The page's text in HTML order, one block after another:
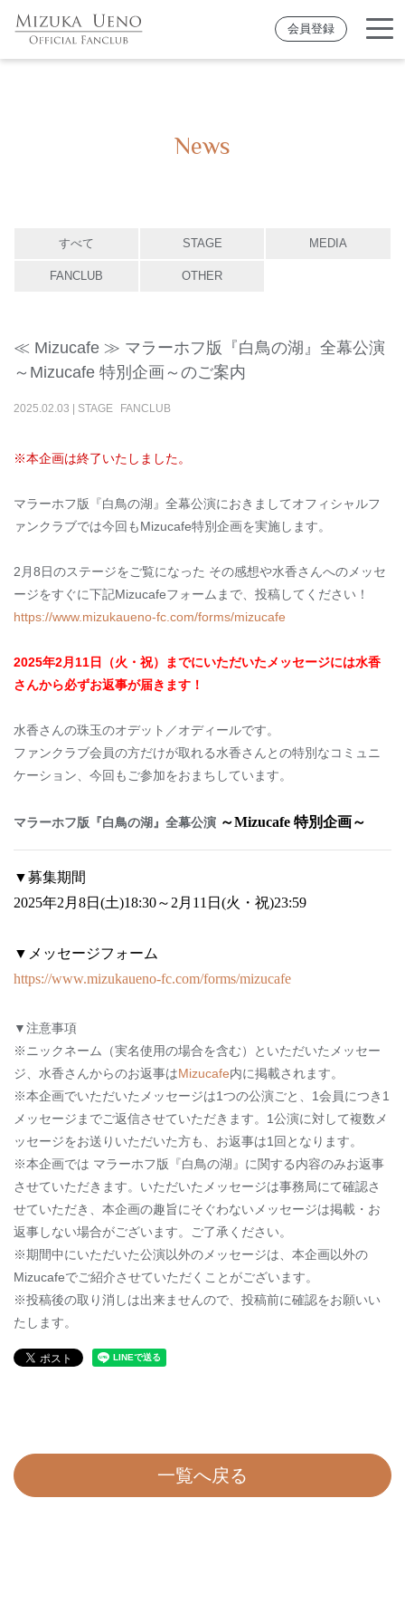
会員登録
News
すべて STAGE MEDIA
FANCLUB OTHER
≪ Mizucafe ≫ マラーホフ版『白鳥の湖』全幕公演
～Mizucafe 特別企画～のご案内
2025.02.03 STAGE FANCLUB
※本企画は終了いたしました。
マラーホフ版『白鳥の湖』全幕公演におきましてオフィシャルフ
ァンクラブでは今回もMizucafe特別企画を実施します。
2月8日のステージをご覧になった その感想や水香さんへのメッセ
ージをすぐに下記Mizucafeフォームまで、投稿してください！
https://www.mizukaueno-fc.com/forms/mizucafe
2025年2月11日（火・祝）
までにいただいたメッセージには水香
さんから必ずお返事が届きます！
水香さんの珠玉のオデット／オディールです。
ファンクラブ会員の方だけが取れる水香さんとの特別なコミュニ
ケーション、今回もご参加をおまちしています。
マラーホフ版『白鳥の湖』全幕公演 ～Mizucafe 特別企画～
▼募集期間
2025年2月8日(土)18:30～2月11日(火・祝)23:59
▼メッセージフォーム
https://www.mizukaueno-fc.com/forms/mizucafe
▼注意事項
※ニックネーム（実名使用の場合を含む）といただいたメッセー
ジ、水香さんからのお返事はMizucafe内に掲載されます。
※本企画でいただいたメッセージは1つの公演ごと、1会員につき1
メッセージまでご返信させていただきます。1公演に対して複数メ
ッセージをお送りいただいた方も、お返事は1回となります。
※本企画では マラーホフ版『白鳥の湖』に関する内容のみお返事
させていただきます。いただいたメッセージは事務局にて確認さ
せていただき、本企画の趣旨にそぐわないメッセージは掲載・お
返事しない場合がございます。ご了承ください。
※期間中にいただいた公演以外のメッセージは、本企画以外の
Mizucafeでご紹介させていただくことがございます。
※投稿後の取り消しは出来ませんので、投稿前に確認をお願いい
たします。
一覧へ戻る